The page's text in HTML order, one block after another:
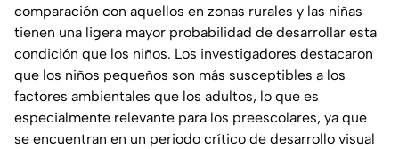
comparación con aquellos en zonas rurales y las niñas
tienen una ligera mayor probabilidad de desarrollar esta
condición que los niños. Los investigadores destacaron
que los niños pequeños son más susceptibles a los
factores ambientales que los adultos, lo que es
especialmente relevante para los preescolares, ya que
se encuentran en un periodo crítico de desarrollo visual